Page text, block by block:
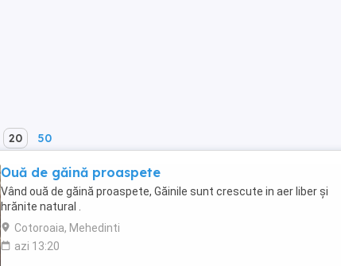
20 50
Ouă de găină proaspete
Vând ouă de găină proaspete, Găinile sunt crescute in aer liber și
hrănite natural .
Cotoroaia, Mehedinti
azi 13:20